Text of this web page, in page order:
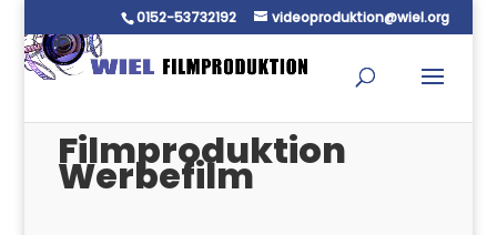
0152-53732192 videoproduktion@wiel.org
Filmproduktion
Werbefilm